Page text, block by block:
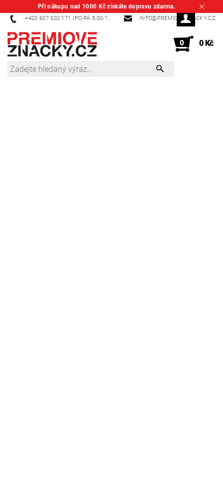
Při nákupu nad 1000 Kč získáte dopravu zdarma.
+420 607 502 171 (PO-PÁ 8:00-14:00) INFO@PREMIOVEZNACKY.CZ
0 0 Kč